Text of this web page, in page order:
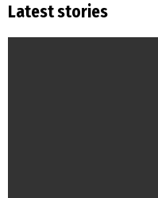
Latest stories